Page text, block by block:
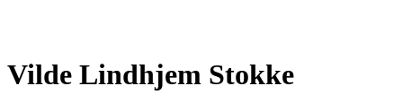
Vilde Lindhjem Stokke